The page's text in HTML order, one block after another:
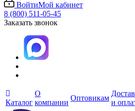
ВойтиМой кабинет
8 (800) 511-05-45
Заказать звонок
Каталог
О
компании
Оптовикам
и